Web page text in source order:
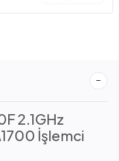
2.1GHz
İşlemci